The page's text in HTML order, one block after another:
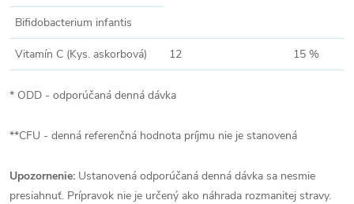
Bifidobacterium infantis
Vitamín C (Kys. askorbová) 12 15 %
* ODD - odporúčaná denná dávka
**CFU - denná referenčná hodnota príjmu nie je stanovená
Upozornenie: Ustanovená odporúčaná denná dávka sa nesmie
presiahnuť. Prípravok nie je určený ako náhrada rozmanitej stravy.